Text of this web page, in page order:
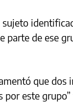
parte de ese
que
por este